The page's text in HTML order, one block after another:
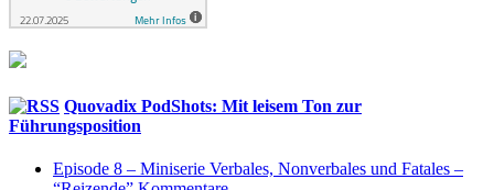
Quovadix PodShots: Mit leisem Ton zur
Führungsposition
Episode 8 – Miniserie Verbales, Nonverbales und Fatales –